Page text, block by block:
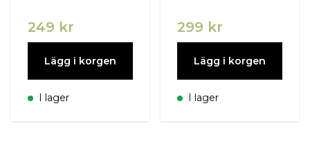
249 kr
Lägg i korgen
I lager
299 kr
Lägg i korgen
I lager